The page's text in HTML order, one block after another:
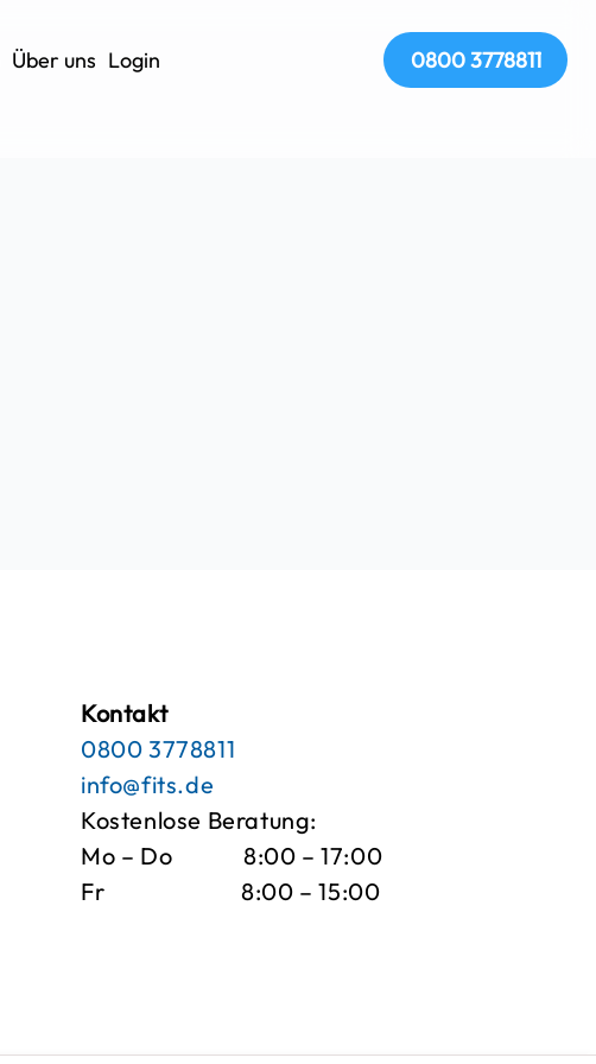
Über uns Login 0800 3778811
Kontakt
0800 3778811
info@fits.de
Kostenlose Beratung:
Mo – Do 8:00 – 17:00
Fr8:00 – 15:00